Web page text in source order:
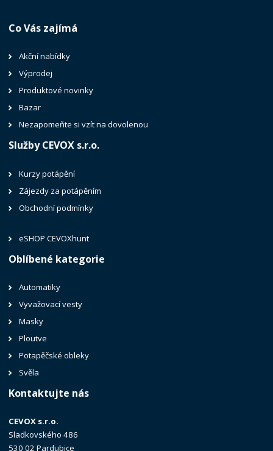
Co Vás zajímá
Akční nabídky
Výprodej
Produktové novinky
Bazar
Nezapomeňte si vzít na dovolenou
Služby CEVOX s.r.o.
Kurzy potápění
Zájezdy za potápěním
Obchodní podmínky
eSHOP CEVOXhunt
Oblíbené kategorie
Automatiky
Vyvažovací vesty
Masky
Ploutve
Potapěčské obleky
Svěla
Kontaktujte nás
CEVOX s.r.o.
Sladkovského 486
530 02 Pardubice